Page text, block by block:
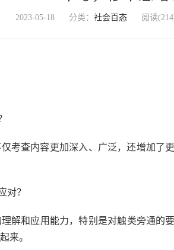
2023-05-18 分类： 社会百态 阅读
考查内容更加深入、广泛，还增加了
对？
解和应用能力，特别是对触类旁通的
来。